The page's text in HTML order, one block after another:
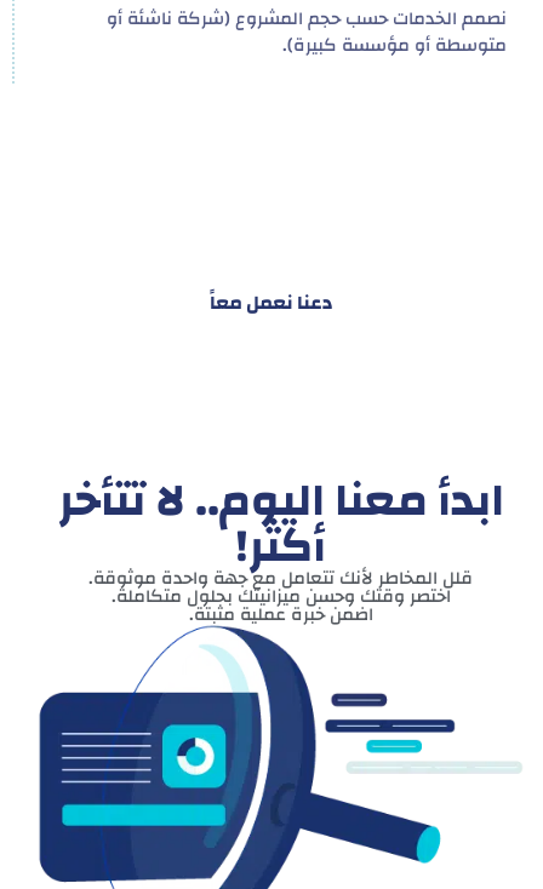
نصمم الخدمات حسب حجم المشروع (شركة ناشئة أو
متوسطة أو مؤسسة كبيرة).
دعنا نعمل معاً
ابدأ معنا اليوم.. لا تتأخر
أكثر!
قلل المخاطر لأنك تتعامل مع جهة واحدة موثوقة.
اختصر وقتك وحسن ميزانيتك بحلول متكاملة.
اضمن خبرة عملية مثبتة.